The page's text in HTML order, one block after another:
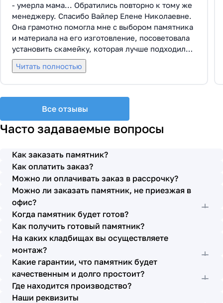
- умерла мама... Обратились повторно к тому же
менеджеру. Спасибо Вайлер Елене Николаевне.
Она грамотно помогла мне с выбором памятника
и материала на его изготовление, посоветовала
установить скамейку, которая лучше подходила
по общему дизайну. Вышли на улицу, посмотрели
представленные варианты, я определилась с
все этапы которого были выполнены вовремя и
без нареканий с нашей стороны, все наши
просьбы учтены. В первое наше обращение мы
бригада Головачёва Владимира. Поэтому и в этот
раз я поросила, если можно, то назначить эту же
бригаду. Мне пошли на встречу, спасибо. Ребята
работают спокойно, но в тоже время, соблюдая
всю технологию, работаю слаженно и
качественно. Я присутствовала при монтаже,
ребят это нисколько не смутило. Они, как и
Елена Николаевна, ответили на все мои вопросы,
которые возникли в процессе. Спасибо.
Выражаю благодарность от имени всей нашей
семьи за выполнение заказа в срок и
качественно. К руководству просьба по-
возможности премировать работников.
Читать полностью
Все отзывы
Часто задаваемые вопросы
Как заказать памятник?
Как оплатить заказ?
Можно ли оплачивать заказ в рассрочку?
Можно ли заказать памятник, не приезжая в
офис?
Когда памятник будет готов?
Как получить готовый памятник?
На каких кладбищах вы осуществляете
монтаж?
Какие гарантии, что памятник будет
качественным и долго простоит?
Где находится производство?
Наши реквизиты